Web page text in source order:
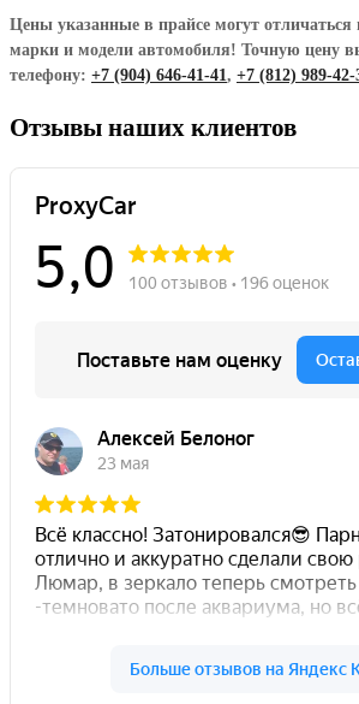
Цены указанные в прайсе могут отличаться
марки и модели автомобиля! Точную цену
телефону: +7 (904) 646-41-41, +7 (812) 989-42-
Отзывы наших клиентов